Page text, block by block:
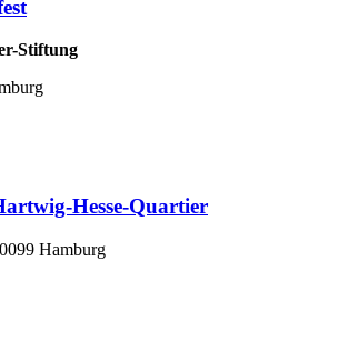
Stiftung
Hesse-Quartier
Hamburg